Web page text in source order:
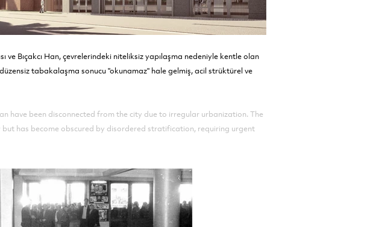
ve Bıçakcı Han, çevrelerindeki niteliksiz yapılaşma nedeniyle kentle olan
tabakalaşma sonucu "okunamaz" hale gelmiş, acil strüktürel ve
have been disconnected from the city due to irregular urbanization. The
has become obscured by disordered stratification, requiring urgent